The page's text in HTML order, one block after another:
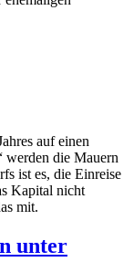
auf einen
werden die Mauern
ist es, die Einreise
Kapital nicht
mit.
unter